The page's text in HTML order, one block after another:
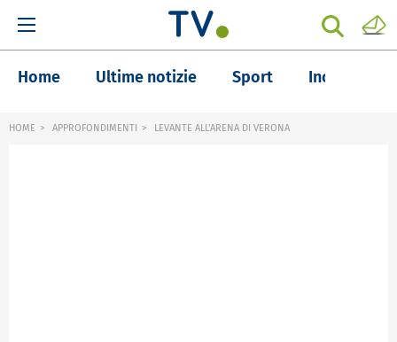
Home Ultime notizie Sport Inchieste
HOME APPROFONDIMENTI LEVANTE ALL'ARENA DI VERONA